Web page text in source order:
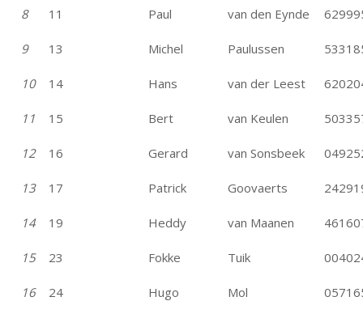
8 11 Paul van den Eynde
9 13 Michel Paulussen
10 14 Hans van der Leest
11 15 Bert van Keulen
12 16 Gerard van Sonsbeek
13 17 Patrick Goovaerts
14 19 Heddy van Maanen
15 23 Fokke Tuik
16 24 Hugo Mol